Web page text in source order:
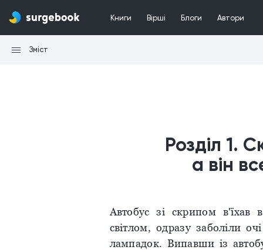
Книги Вірші Блоги Автори
Зміст
Розділ 1.
а він
Автобус зі скрипом
світлом, одразу заболіли
лампадок. Випавши із